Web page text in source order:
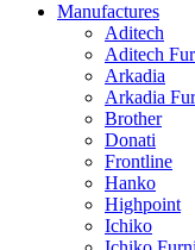
Manufactures
Aditech
Aditech
Arkadia
Arkadia
Brother
Donati
Frontline
Hanko
Highpoint
Ichiko